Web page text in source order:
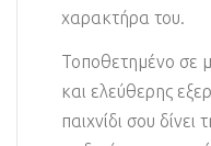
χαρακτήρα του.
Τοποθετημένο σε
και ελεύθερης
παιχνίδι σου δίνει